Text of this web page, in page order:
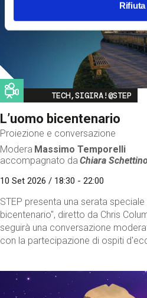
Rifiuta
Image
TECH,SIGIRA!@STEP
L’uomo bicentenario
Proiezione e conversazione
Modera Massimo Temporelli
accompagnato da Chiara
10 Set 2026 / 18:30 - 22:00
STEP presenta una serata
bicentenario", diretto da Chris
seguirà una conversazione
con la partecipazione di ospiti